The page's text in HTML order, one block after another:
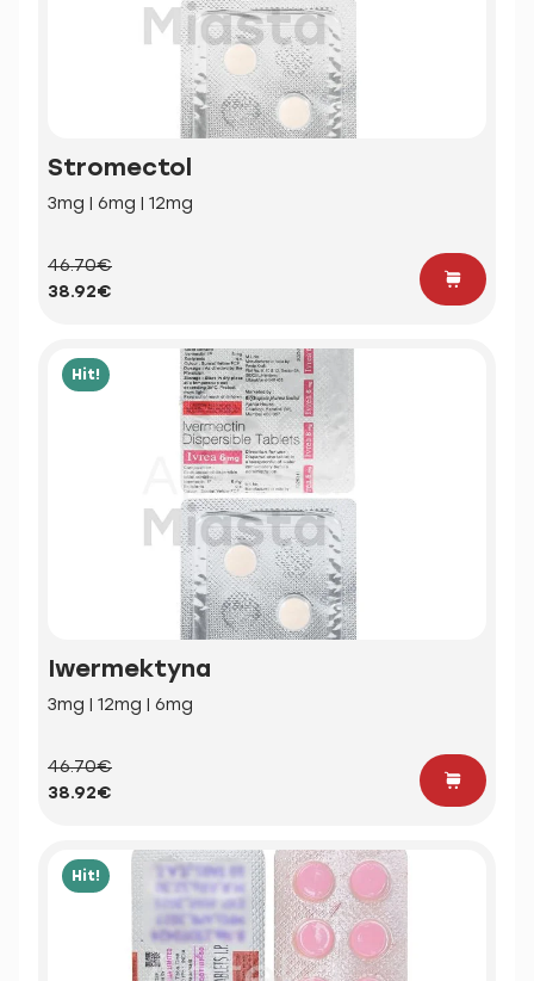
Stromectol
3mg | 6mg | 12mg
46.70€
38.92€
Hit!
Iwermektyna
3mg | 12mg | 6mg
46.70€
38.92€
Hit!